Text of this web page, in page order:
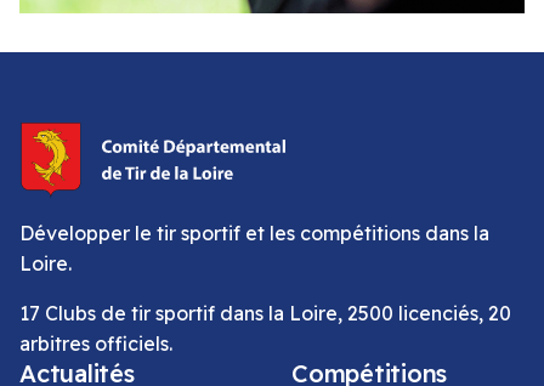
Développer le tir sportif et les compétitions dans la
Loire.
17 Clubs de tir sportif dans la Loire, 2500 licenciés, 20
arbitres officiels.
Actualités Compétitions